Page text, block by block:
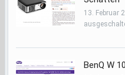
13. Februar
BenQ W